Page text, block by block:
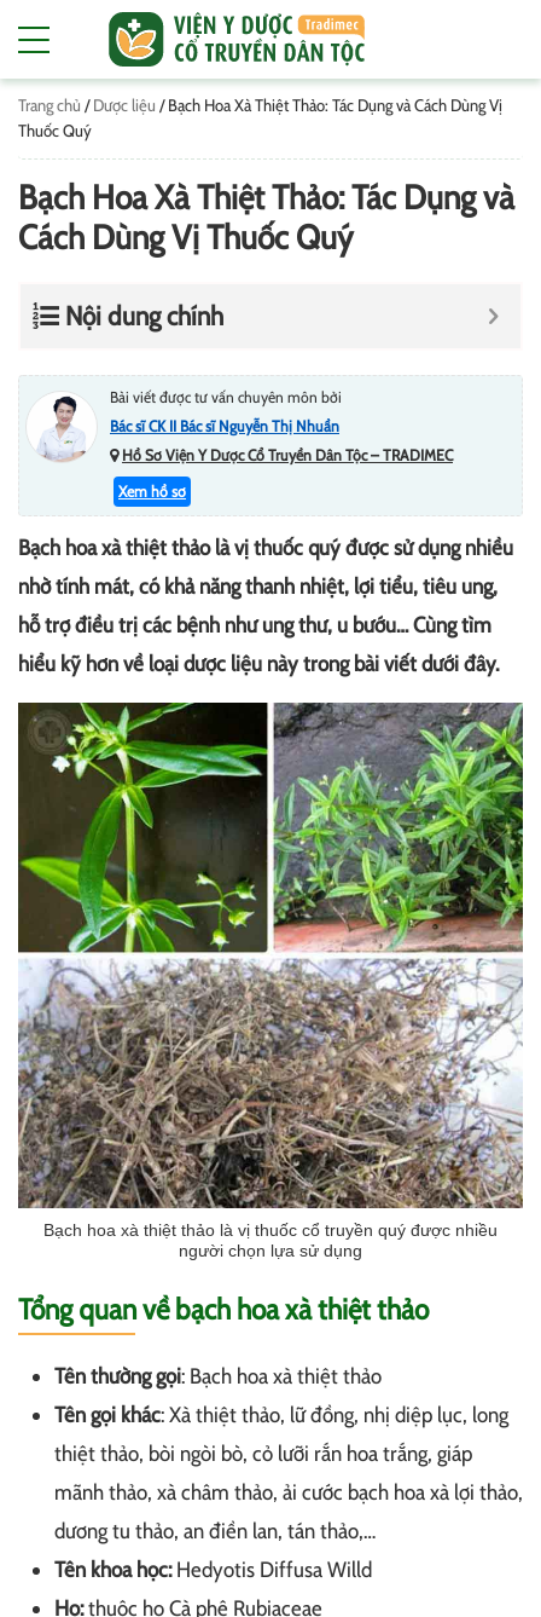
Trang chủ /Dược liệu /Bạch Hoa Xà Thiệt Thảo: Tác Dụng và Cách Dùng Vị
Thuốc Quý
Bạch Hoa Xà Thiệt Thảo: Tác Dụng và
Cách Dùng Vị Thuốc Quý
Nội dung chính
Bài viết được tư vấn chuyên môn bởi
Bác sĩ CK II Bác sĩ Nguyễn Thị Nhuần
Hồ Sơ Viện Y Dược Cổ Truyền Dân Tộc – TRADIMEC
Xem hồ sơ
Bạch hoa xà thiệt thảo là vị thuốc quý được sử dụng nhiều
nhờ tính mát, có khả năng thanh nhiệt, lợi tiểu, tiêu ung,
hỗ trợ điều trị các bệnh như ung thư, u bướu… Cùng tìm
hiểu kỹ hơn về loại dược liệu này trong bài viết dưới đây.
Bạch hoa xà thiệt thảo là vị thuốc cổ truyền quý được nhiều
người chọn lựa sử dụng
Tổng quan về bạch hoa xà thiệt thảo
Tên thường gọi: Bạch hoa xà thiệt thảo
Tên gọi khác: Xà thiệt thảo, lữ đồng, nhị diệp lục, long
thiệt thảo, bòi ngòi bò, cỏ lưỡi rắn hoa trắng, giáp
mãnh thảo, xà châm thảo, ải cước bạch hoa xà lợi thảo,
dương tu thảo, an điền lan, tán thảo,…
Tên khoa học:Hedyotis Diffusa Willd
Họ:thuộc họ Cà phê Rubiaceae